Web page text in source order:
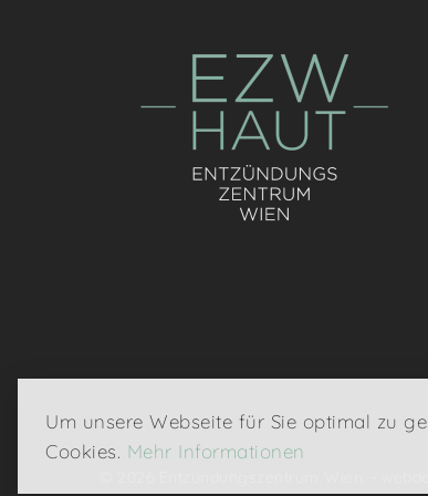
Um unsere Webseite für Sie optimal zu
Cookies. Mehr Informationen